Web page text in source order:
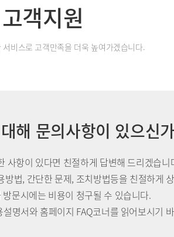
고객지원
서비스로 고객만족을 더욱 높여가겠습니다.
해 문의사항이 있으신
사항이 있다면 친절하게 답변해 드리겠습니
법, 간단한 문제, 조치방법등을 친절하게
문시에는 비용이 청구될 수 있습니다.
명서와 홈페이지 FAQ코너를 읽어보시기